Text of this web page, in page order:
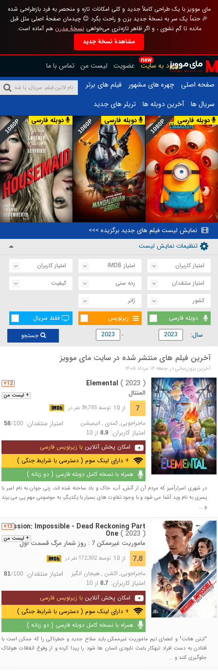
مای موویز با یک طراحی کاملاً جدید و کلی امکانات تازه و منحصر به فرد بازطراحی شده
🎉 حتماً یک سر به نسخهٔ جدید بزن و راحت بگرد 😊 چیدمان صفحهٔ اصلی مثل قبل
مانده تا گم نشوی ، و اگر ظاهر تازه‌تری می‌خواهینسخهٔ مدرن هم آماده است.
مشاهدهٔ نسخهٔ جدید
new
ورود به سایت عضویت لیست من تماس با ما
صفحه اصلی
چهره های مشهور
فیلم های برتر
سریال ها
آخرین دوبله ها تریلر های جدید
1080P دوبله فارسی 1080P دوبله فارسی 1080P دوبله فارسی
نمایش لیست فیلم های جدید برگزیده >>>
تنظیمات نمایش لیست
امتیاز کاربران امتیاز IMDB
امتیاز کاربران
امتیاز منتقدان
رده سنی
کیفیت
کشور
ژانر
دوبله فارسی
زیرنویس فقط سریال
سال: جستجو
آخرین فیلم های منتشر شده در سایت مای موویز
آخرین بروزرسانی در جمعه ۱۶ مرداد ۱۴۰۵
+ لیست من
12+ Elemental ( 2023 )
المنتال
7 از 10 توسط 39,785 نفر در
ماجراجویی,کمدی , انیمیشن امتیاز منتقدان: 58/100
امتیاز کاربران: 8.9از 10
امکان پخش آنلاین با زیرنویس فارسی
+ دارای لینک سوم ( دسترسی با شرایط جنگی )
همراه با نسخه کامل دوبله فارسی ( دو زبانه )
در شهری اسرارآمیز که مردم آن از آتش، آب، خاک و باد ساخته شده اند، زنی جوان به نام امبر با
پسری به نام وید آشنا می شود و با وجود تفاوت های بسیار با یکدیگر، به موضوعی مهم پی می برند
و ...
+ لیست من
13+
Mission: Impossible - Dead Reckoning Part
One ( 2023 )
ماموریت غیرممکن 7 : روز شمار مرگ قسمت اول
7.8 از 10 توسط 172,302 نفر در
ماجراجویی, اکشن ,هیجان انگیز امتیاز منتقدان: 81/100
امتیاز کاربران: 8.7از 10
امکان پخش آنلاین با زیرنویس فارسی
+ دارای لینک سوم ( دسترسی با شرایط جنگی )
همراه با نسخه کامل دوبله فارسی ( دو زبانه )
"ایتن هانت" و اعضای تیم ماموریت غیرممکن باید سلاح جدید و خطرناکی را که ممکن است با
افتادن به دست افراد تبهکار باعث نابودی انسان ها شود را پیدا کرده و از وقوع اتفاقات هولناک
جلوگیری کنند و ...